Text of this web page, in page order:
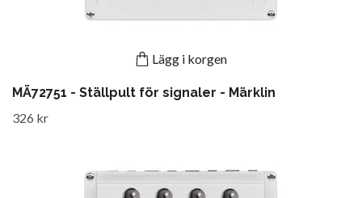
Lägg i korgen
MÄ72751 - Ställpult för signaler - Märklin
326 kr